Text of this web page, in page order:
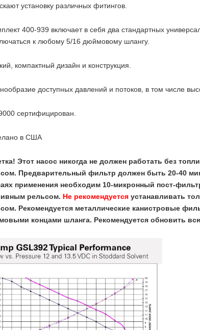
установку различных фитингов.
400-939 включает в себя два стандартных
к любому 5/16 дюймовому шлангу.
компактный дизайн и конструкция.
доступных давлений и потоков, в том числе
сертифицирован.
в США
Этот насос никогда не должен работать без
Предварительный фильтр должен быть 20-40
применения необходим 10-микронный пост-
рельсом. Не рекомендуется устанавливать
Рекомендуется металлические канистровые
концами шланга. Рекомендуется обновить